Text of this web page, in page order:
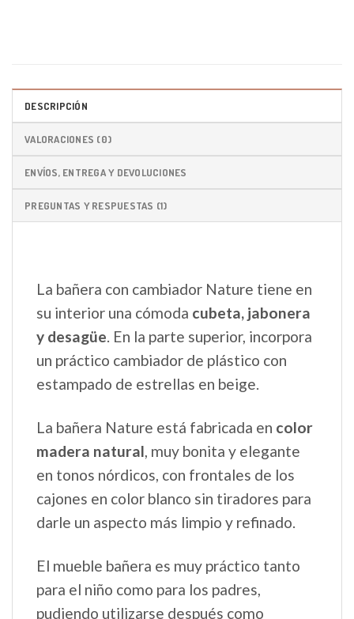
DESCRIPCIÓN
VALORACIONES (0)
ENVÍOS, ENTREGA Y DEVOLUCIONES
PREGUNTAS Y RESPUESTAS (1)
La bañera con cambiador Nature tiene en
su interior una cómoda cubeta, jabonera
y desagüe. En la parte superior, incorpora
un práctico cambiador de plástico con
estampado de estrellas en beige.
La bañera Nature está fabricada en color
madera natural, muy bonita y elegante
en tonos nórdicos, con frontales de los
cajones en color blanco sin tiradores para
darle un aspecto más limpio y refinado.
El mueble bañera es muy práctico tanto
para el niño como para los padres,
pudiendo utilizarse después como